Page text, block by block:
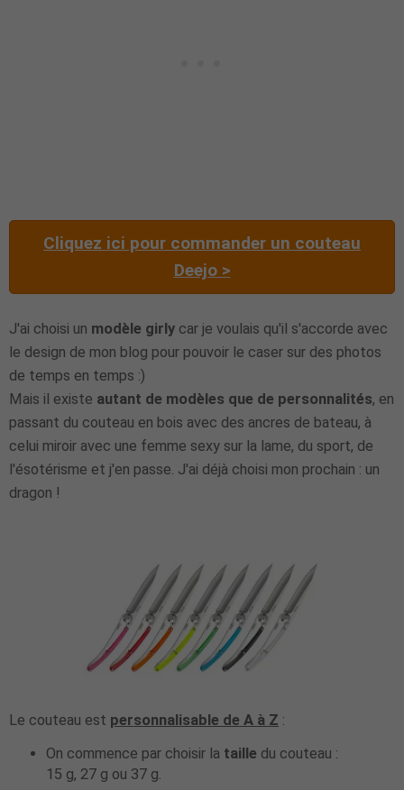
Cliquez ici pour commander un couteau
Deejo >
J'ai choisi un modèle girly car je voulais qu'il s'accorde avec
le design de mon blog pour pouvoir le caser sur des photos
de temps en temps :)
Mais il existe autant de modèles que de personnalités, en
passant du couteau en bois avec des ancres de bateau, à
celui miroir avec une femme sexy sur la lame, du sport, de
l'ésotérisme et j'en passe. J'ai déjà choisi mon prochain : un
dragon !
Le couteau est personnalisable de A à Z :
On commence par choisir la taille du couteau :
15 g, 27 g ou 37 g.